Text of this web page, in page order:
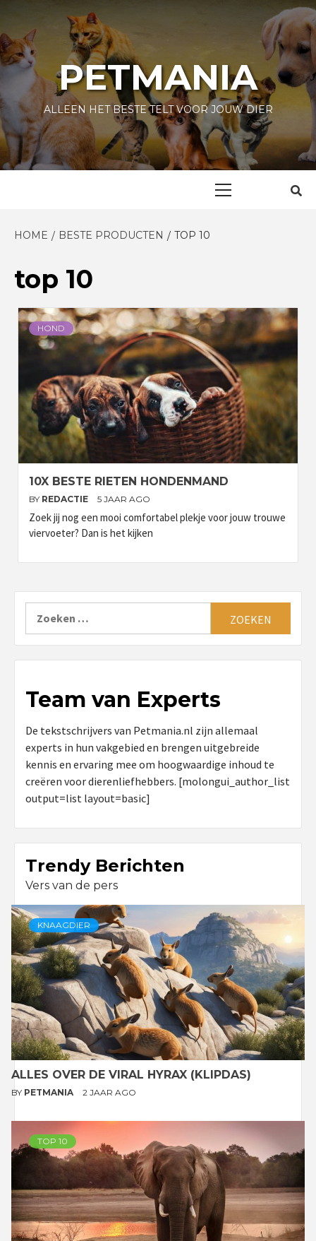
content
PETMANIA
ALLEEN HET BESTE TELT VOOR JOUW DIER
HOME BESTE PRODUCTEN TOP 10
top 10
HOND
10X BESTE RIETEN HONDENMAND
BY REDACTIE 5 JAAR AGO
Zoek jij nog een mooi comfortabel plekje voor jouw trouwe
viervoeter? Dan is het kijken
Team van Experts
De tekstschrijvers van Petmania.nl zijn allemaal
experts in hun vakgebied en brengen uitgebreide
kennis en ervaring mee om hoogwaardige inhoud te
creëren voor dierenliefhebbers. [molongui_author_list
output=list layout=basic]
Trendy Berichten
Vers van de pers
KNAAGDIER
ALLES OVER DE VIRAL HYRAX (KLIPDAS)
BY PETMANIA 2 JAAR AGO
TOP 10